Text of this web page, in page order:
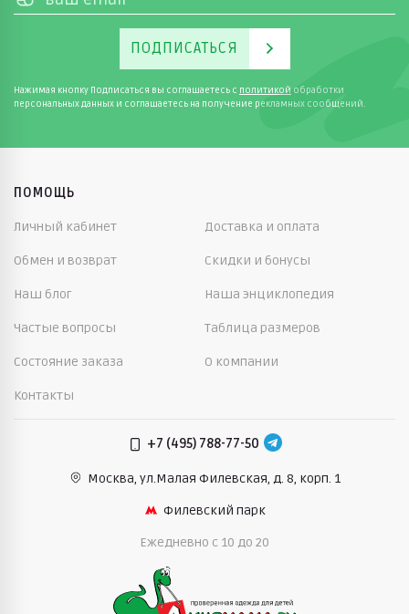
ПОДПИСАТЬСЯ
Нажимая кнопку Подписаться вы соглашаетесь с политикой обработки
персональных данных и соглашаетесь на получение рекламных сообщений.
ПОМОЩЬ
Личный кабинет Доставка и оплата
Обмен и возврат Скидки и бонусы
Наш блог Наша энциклопедия
Частые вопросы Таблица размеров
Состояние заказа О компании
Контакты
+7 (495) 788-77-50
Москва, ул.Малая Филевская, д. 8, корп. 1
Филевский парк
Ежедневно c 10 до 20